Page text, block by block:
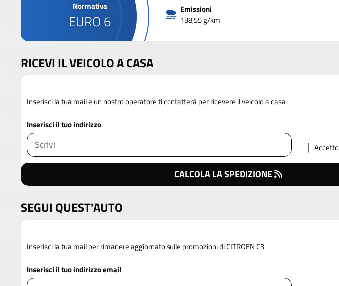
Normativa
EURO 6
Emissioni
138,55 g/km
RICEVI IL VEICOLO A CASA
Inserisci la tua mail e un nostro operatore ti contatterà per ricevere il veicolo a casa
Inserisci il tuo indirizzo
Accetto
CALCOLA LA SPEDIZIONE
SEGUI QUEST'AUTO
Inserisci la tua mail per rimanere aggiornato sulle promozioni di CITROEN C3
Inserisci il tuo indirizzo email